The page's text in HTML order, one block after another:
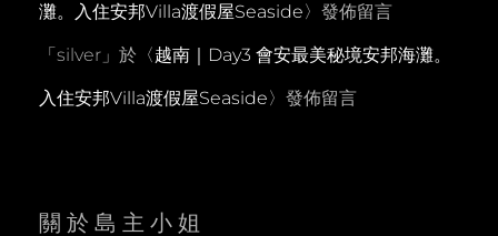
灘。入住安邦Villa渡假屋Seaside〉發佈留言
「silver 」於〈越南｜Day3 會安最美秘境安邦海灘。
入住安邦Villa渡假屋Seaside〉發佈留言
關於島主小姐